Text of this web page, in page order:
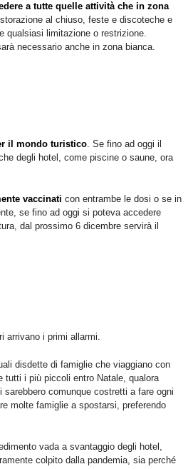
a tutte quelle attività che in zona
al chiuso, feste e discoteche e
qualsiasi limitazione o restrizione.
necessario anche in zona bianca.
il mondo turistico. Se fino ad oggi il
degli hotel, come piscine o saune, ora
vaccinati con entrambe le dosi o se in
se fino ad oggi si poteva accedere
dal prossimo 6 dicembre servirà il
arrivano i primi allarmi.
disdette di famiglie che viaggiano con
tutti i più piccoli entro Natale, qualora
sarebbero comunque costretti a fare ogni
molte famiglie a spostarsi, preferendo
vada a svantaggio degli hotel,
colpito dalla pandemia, sia perché